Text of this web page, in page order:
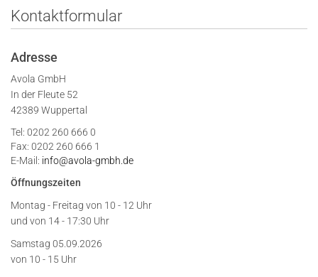
Kontaktformular
Adresse
Avola GmbH
In der Fleute 52
42389 Wuppertal
Tel: 0202 260 666 0
Fax: 0202 260 666 1
E-Mail: info@avola-gmbh.de
Öffnungszeiten
Montag - Freitag von 10 - 12 Uhr
und von 14 - 17:30 Uhr
Samstag 05.09.2026
von 10 - 15 Uhr